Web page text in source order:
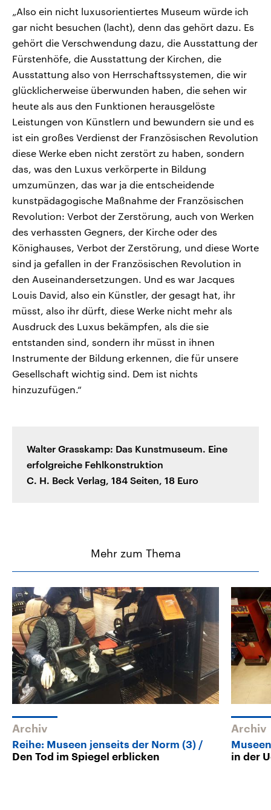
„Also ein nicht luxusorientiertes Museum würde ich
gar nicht besuchen (lacht), denn das gehört dazu. Es
gehört die Verschwendung dazu, die Ausstattung der
Fürstenhöfe, die Ausstattung der Kirchen, die
Ausstattung also von Herrschaftssystemen, die wir
glücklicherweise überwunden haben, die sehen wir
heute als aus den Funktionen herausgelöste
Leistungen von Künstlern und bewundern sie und es
ist ein großes Verdienst der Französischen Revolution
diese Werke eben nicht zerstört zu haben, sondern
das, was den Luxus verkörperte in Bildung
umzumünzen, das war ja die entscheidende
kunstpädagogische Maßnahme der Französischen
Revolution: Verbot der Zerstörung, auch von Werken
des verhassten Gegners, der Kirche oder des
Könighauses, Verbot der Zerstörung, und diese Worte
sind ja gefallen in der Französischen Revolution in
den Auseinandersetzungen. Und es war Jacques
Louis David, also ein Künstler, der gesagt hat, ihr
müsst, also ihr dürft, diese Werke nicht mehr als
Ausdruck des Luxus bekämpfen, als die sie
entstanden sind, sondern ihr müsst in ihnen
Instrumente der Bildung erkennen, die für unsere
Gesellschaft wichtig sind. Dem ist nichts
hinzuzufügen.“
Walter Grasskamp: Das Kunstmuseum. Eine
erfolgreiche Fehlkonstruktion
C. H. Beck Verlag, 184 Seiten, 18 Euro
Mehr zum Thema
Archiv
Reihe: Museen jenseits der Norm (3)
Den Tod im Spiegel erblicken
Archiv
in der